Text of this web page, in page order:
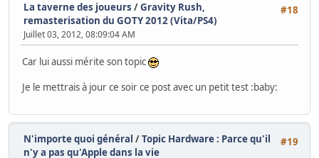
#18
La taverne des joueurs /Gravity Rush,
remasterisation du GOTY 2012 (Vita/PS4)
Juillet 03, 2012, 08:09:04 AM
Car lui aussi mérite son topic
Je le mettrais à jour ce soir ce post avec un petit test :baby:
#19
N'importe quoi général /Topic Hardware : Parce qu'il
n'y a pas qu'Apple dans la vie